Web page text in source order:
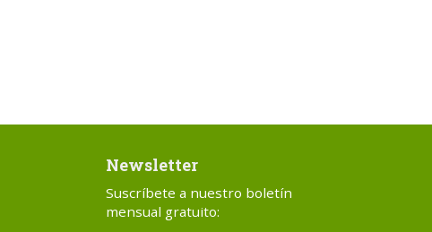
Newsletter
Suscríbete a nuestro boletín
mensual gratuito: